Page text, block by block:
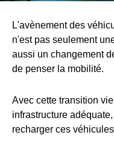
L'avènement des
n'est pas seulement
aussi un changement
de penser la mobilité.
Avec cette transition
infrastructure
recharger ces